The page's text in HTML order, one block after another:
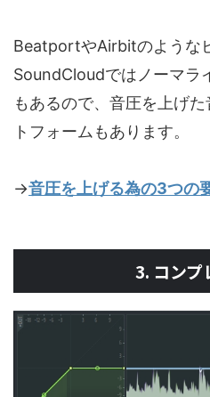
BeatportやAirbitのような
SoundCloudではノーマラ
もあるので、音圧を上げ
トフォームもあります。
→音圧を上げる為の3つの
3. コンプ